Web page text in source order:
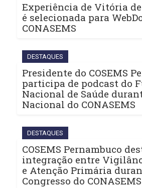
Experiência de Vitória
é selecionada para
CONASEMS
DESTAQUES
Presidente do COSEMS
participa de podcast do
Nacional de Saúde
Nacional do CONASEMS
DESTAQUES
COSEMS Pernambuco
integração entre
e Atenção Primária
Congresso do CONASEMS